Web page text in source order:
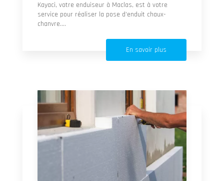
Kayaci, votre enduiseur à Maclas, est à votre
service pour réaliser la pose d’enduit chaux-
chanvre....
En savoir plus